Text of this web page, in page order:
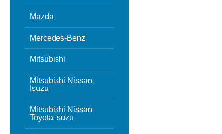
Mazda
Mercedes-Benz
Mitsubishi
Mitsubishi Nissan
Isuzu
Mitsubishi Nissan
Toyota Isuzu